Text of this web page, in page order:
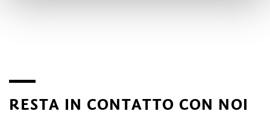
RESTA IN CONTATTO CON NOI